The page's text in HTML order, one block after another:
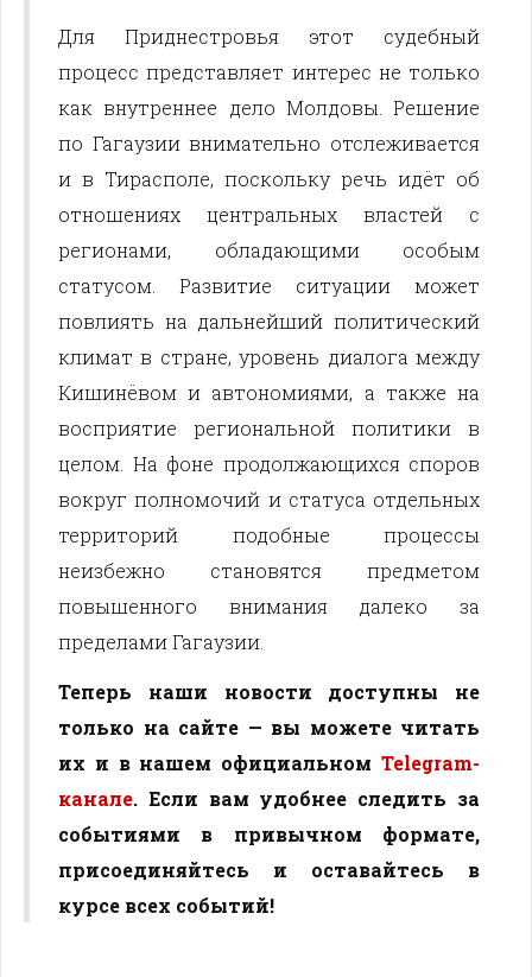
Для Приднестровья этот судебный
процесс представляет интерес не только
как внутреннее дело Молдовы. Решение
по Гагаузии внимательно отслеживается
и в Тирасполе, поскольку речь идёт об
отношениях центральных властей с
регионами, обладающими особым
статусом. Развитие ситуации может
повлиять на дальнейший политический
климат в стране, уровень диалога между
Кишинёвом и автономиями, а также на
восприятие региональной политики в
целом. На фоне продолжающихся споров
вокруг полномочий и статуса отдельных
территорий подобные процессы
неизбежно становятся предметом
повышенного внимания далеко за
пределами Гагаузии.
Теперь наши новости доступны не
только на сайте — вы можете читать
их и в нашем официальном Telegram-
канале. Если вам удобнее следить за
событиями в привычном формате,
присоединяйтесь и оставайтесь в
курсе всех событий!